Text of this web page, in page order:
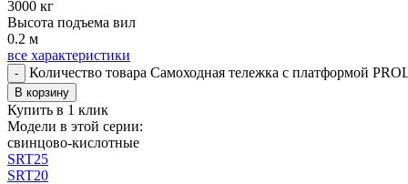
3000 кг
Высота подъема вил
0.2 м
все характеристики
- Количество товара Самоходная тележка с платформой
В корзину
Купить в 1 клик
Модели в этой серии:
свинцово-кислотные
SRT25
SRT20